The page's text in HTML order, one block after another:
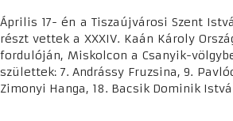
Április 17- én a Tiszaújvárosi Szent
részt vettek a XXXIV. Kaán Károly
fordulóján, Miskolcon a Csanyik-
születtek: 7. Andrássy Fruzsina, 9.
Zimonyi Hanga, 18. Bacsik Dominik